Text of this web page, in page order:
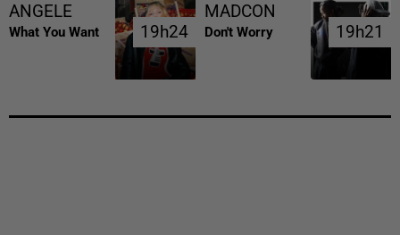
ANGELE
What You Want 19h24
19h24
MADCON
Don't Worry 19h21
19h21